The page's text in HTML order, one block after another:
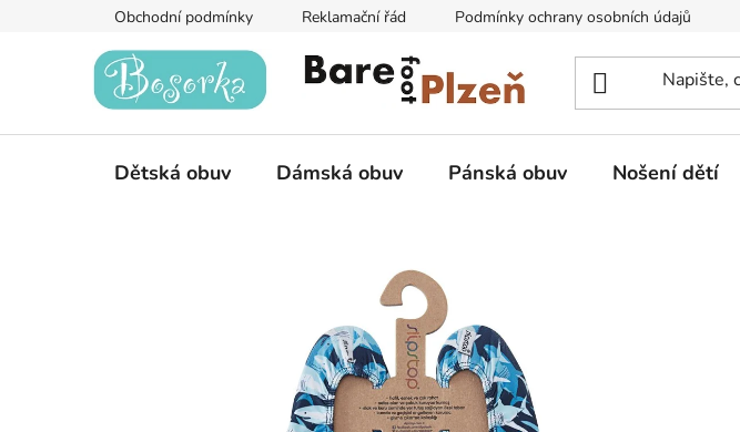
Obchodní podmínky Reklamační řád Podmínky ochrany osobních údajů
Dětská obuv Dámská obuv Pánská obuv Nošení dětí